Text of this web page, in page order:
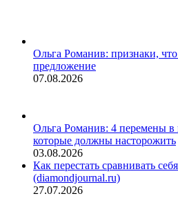
Ольга Романив: признаки,
предложение
07.08.2026
Ольга Романив: 4 перемены
которые должны насторожить
03.08.2026
Как перестать сравнивать
(diamondjournal.ru)
27.07.2026